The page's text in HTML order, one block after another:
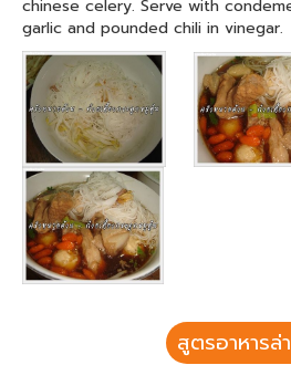
chinese celery. Serve with
garlic and pounded chili in vinegar.
สูตรอาหารล่